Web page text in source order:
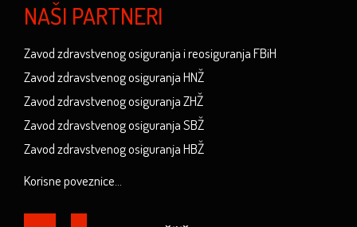
NAŠI PARTNERI
Zavod zdravstvenog osiguranja i reosiguranja FBiH
Zavod zdravstvenog osiguranja HNŽ
Zavod zdravstvenog osiguranja ZHŽ
Zavod zdravstvenog osiguranja SBŽ
Zavod zdravstvenog osiguranja HBŽ
Korisne poveznice...